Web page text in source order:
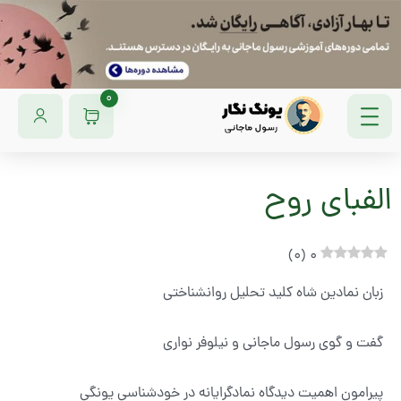
0
الفبای روح
0
(
0
)
زبان نمادین شاه کلید تحلیل روانشناختی
گفت و گوی رسول ماجانی و نیلوفر نواری
پیرامون اهمیت دیدگاه نمادگرایانه در خودشناسی یونگی